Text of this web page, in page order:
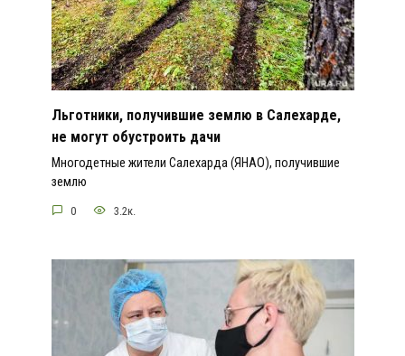
Льготники, получившие землю в Салехарде,
не могут обустроить дачи
Многодетные жители Салехарда (ЯНАО), получившие
землю
0 3.2к.